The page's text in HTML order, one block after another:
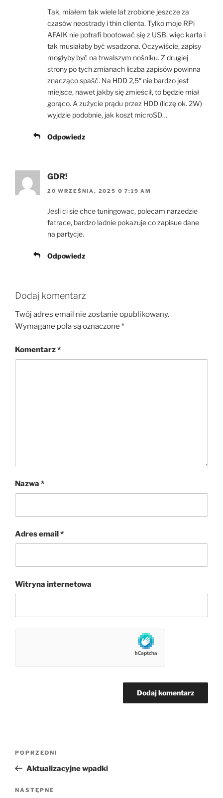
Tak, miałem tak wiele lat zrobione jeszcze za
czasów neostrady i thin clienta. Tylko moje RPi
AFAIK nie potrafi bootować się z USB, więc karta i
tak musiałaby być wsadzona. Oczywiście, zapisy
mogłyby być na trwalszym nośniku. Z drugiej
strony po tych zmianach liczba zapisów powinna
znacząco spaść. Na HDD 2,5″ nie bardzo jest
miejsce, nawet jakby się zmieścił, to będzie miał
gorąco. A zużycie prądu przez HDD (liczę ok. 2W)
wyjdzie podobnie, jak koszt microSD…
Odpowiedz
GDR!
20 WRZEŚNIA, 2025 O 7:19 AM
Jesli ci sie chce tuningowac, polecam narzedzie
fatrace, bardzo ladnie pokazuje co zapisue dane
na partycje.
Odpowiedz
Dodaj komentarz
Twój adres email nie zostanie opublikowany.
Wymagane pola są oznaczone *
Komentarz*
Nazwa *
Adres email*
Witryna internetowa
Poprzedni
wpis
POPRZEDNI
Aktualizacyjne wpadki
Następny
NASTĘPNE